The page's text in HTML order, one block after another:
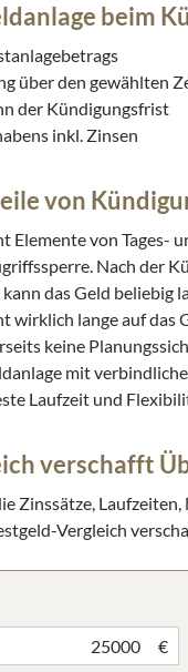
beim
über den gewählten
der Kündigungsfrist
inkl. Zinsen
von
Elemente von Tages-
Nach der
das Geld beliebig
wirklich lange auf das
keine
mit
Laufzeit und
verschafft
Zinssätze,
Vergleich
€